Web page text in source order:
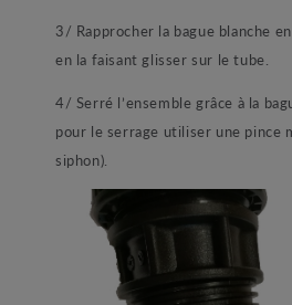
3/ Rapprocher la bague blanche
en la faisant glisser sur le tube.
4/ Serré l’ensemble grâce à la
pour le serrage utiliser une pince
siphon).